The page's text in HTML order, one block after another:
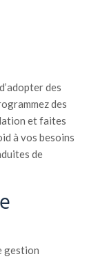
des
des
et faites
à vos besoins
de
gestion